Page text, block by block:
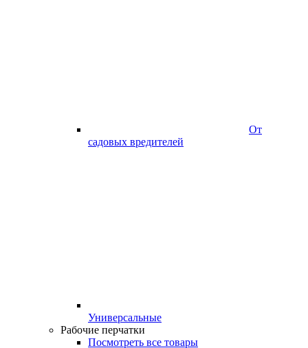
От
садовых вредителей
Универсальные
Рабочие перчатки
Посмотреть все товары